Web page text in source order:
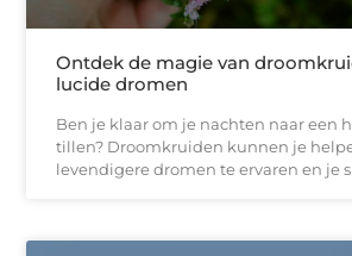
Ontdek de magie van
lucide dromen
Ben je klaar om je nachten naar een
tillen? Droomkruiden kunnen je
levendigere dromen te ervaren en je